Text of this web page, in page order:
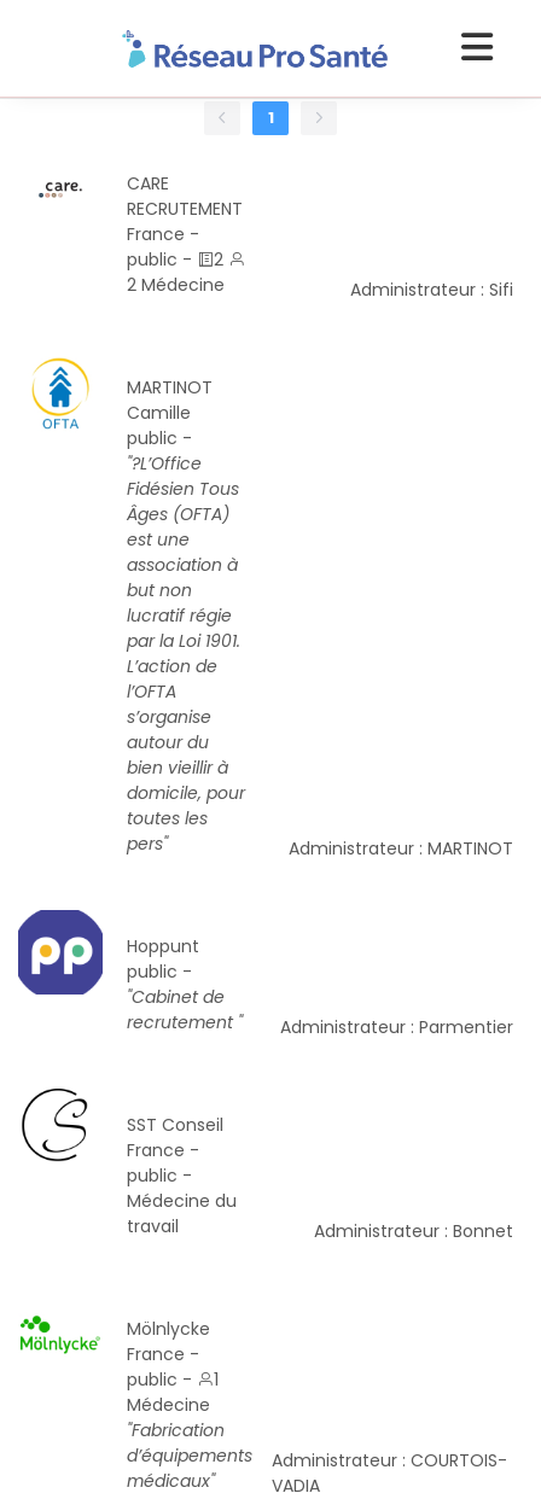
1
CARE
RECRUTEMENT
France -
public -
2
2 Médecine Administrateur : Sifi
MARTINOT
Camille
public -
"?L’Office
Fidésien Tous
Âges (OFTA)
est une
association à
but non
lucratif régie
par la Loi 1901.
L’action de
l’OFTA
s’organise
autour du
bien vieillir à
domicile, pour
toutes les
pers"
Administrateur : MARTINOT
Hoppunt
public -
"Cabinet de
recrutement "
Administrateur : Parmentier
SST Conseil
France -
public -
Médecine du
travail
Administrateur : Bonnet
Mölnlycke
France -
public -
1
Médecine
"Fabrication
d’équipements
médicaux"
Administrateur : COURTOIS-
VADIA